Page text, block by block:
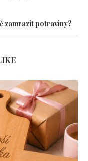
zamrazit potraviny?